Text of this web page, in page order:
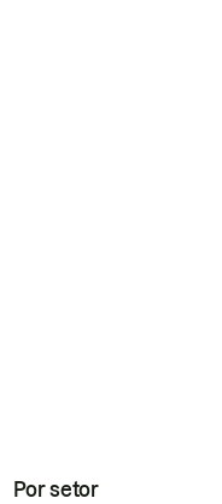
Por setor